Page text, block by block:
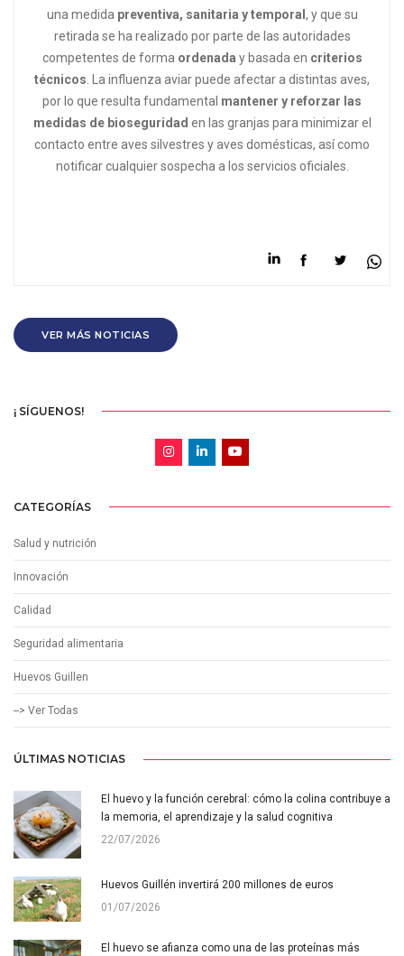
una medida preventiva, sanitaria y temporal , y que su
retirada se ha realizado por parte de las autoridades
competentes de forma ordenada y basada en criterios
técnicos. La influenza aviar puede afectar a distintas aves,
por lo que resulta fundamental mantener y reforzar las
medidas de bioseguridad en las granjas para minimizar el
contacto entre aves silvestres y aves domésticas, así como
notificar cualquier sospecha a los servicios oficiales.
VER MÁS NOTICIAS
¡ SÍGUENOS!
CATEGORÍAS
Salud y nutrición
Innovación
Calidad
Seguridad alimentaria
Huevos Guillen
--> Ver Todas
ÚLTIMAS NOTICIAS
El huevo y la función cerebral: cómo la colina contribuye a
la memoria, el aprendizaje y la salud cognitiva
22/07/2026
Huevos Guillén invertirá 200 millones de euros
01/07/2026
El huevo se afianza como una de las proteínas más